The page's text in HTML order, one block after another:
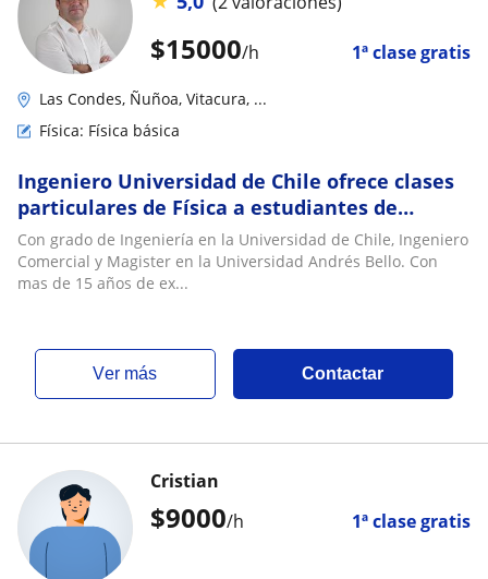
$15000/h 1ª clase gratis
Las Condes, Ñuñoa, Vitacura, ...
Física: Física básica
Ingeniero Universidad de Chile ofrece clases
particulares de Física a estudiantes de
educación media
Con grado de Ingeniería en la Universidad de Chile, Ingeniero
Comercial y Magister en la Universidad Andrés Bello. Con
mas de 15 años de ex...
ver más Contactar
$9000/h 1ª clase gratis
Cristian